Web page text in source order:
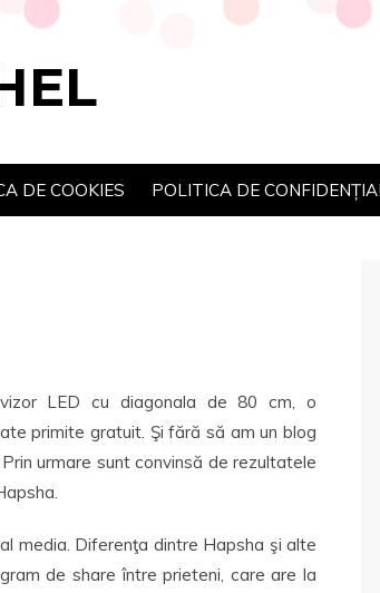
DE COOKIES POLITICA DE
LED cu diagonala de 80 cm, o
primite gratuit. Şi fără să am un blog
urmare sunt convinsă de rezultatele
media. Diferenţa dintre Hapsha şi alte
de share între prieteni, care are la